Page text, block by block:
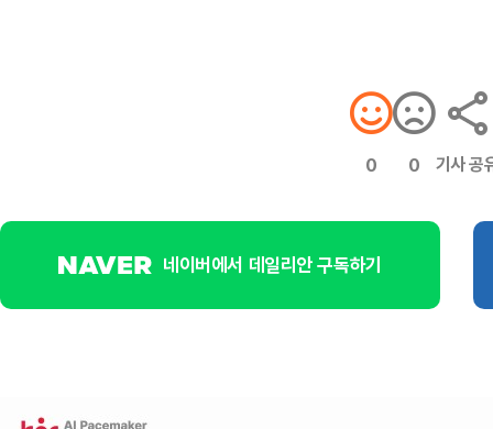
0 0 기사 공
네이버에서 데일리안 구독하기